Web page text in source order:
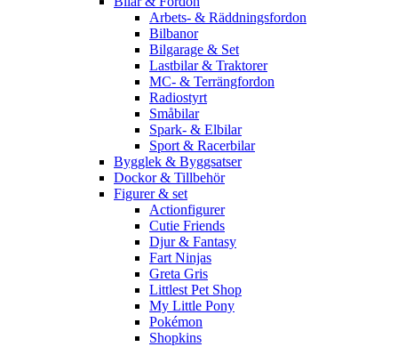
Arbets- & Räddningsfordon
Bilbanor
Bilgarage & Set
Lastbilar & Traktorer
MC- & Terrängfordon
Radiostyrt
Småbilar
Spark- & Elbilar
Sport & Racerbilar
Bygglek & Byggsatser
Dockor & Tillbehör
Figurer & set
Actionfigurer
Cutie Friends
Djur & Fantasy
Fart Ninjas
Greta Gris
Littlest Pet Shop
My Little Pony
Pokémon
Shopkins